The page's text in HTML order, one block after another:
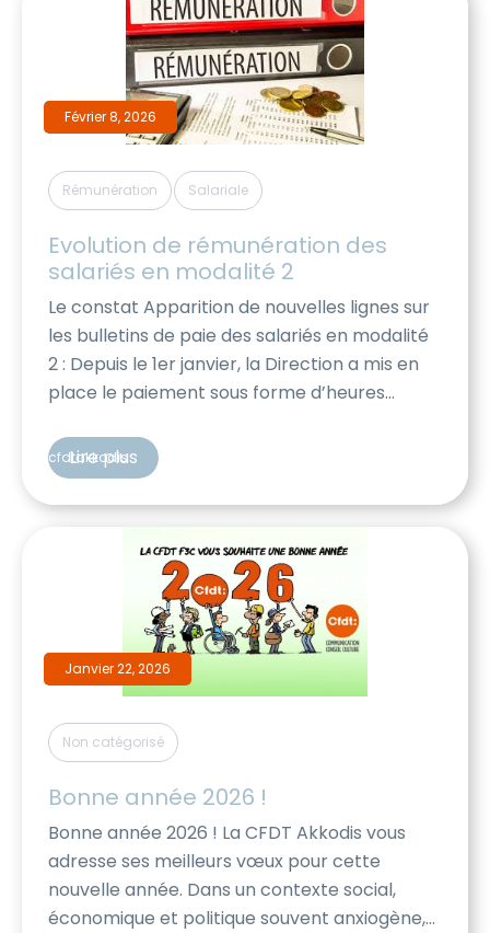
Février 8, 2026
Rémunération Salariale
Evolution de rémunération des
salariés en modalité 2
Le constat Apparition de nouvelles lignes sur
les bulletins de paie des salariés en modalité
2 : Depuis le 1er janvier, la Direction a mis en
place le paiement sous forme d’heures
salariés en modalité 2, sans information
explicite pour les salariés concernés. Dans le
cas présenté ci-dessus, cela […]
cfdtakkodis
Lire plus
Janvier 22, 2026
Non catégorisé
Bonne année 2026 !
Bonne année 2026 ! La CFDT Akkodis vous
adresse ses meilleurs vœux pour cette
nouvelle année. Dans un contexte social,
économique et politique souvent anxiogène,